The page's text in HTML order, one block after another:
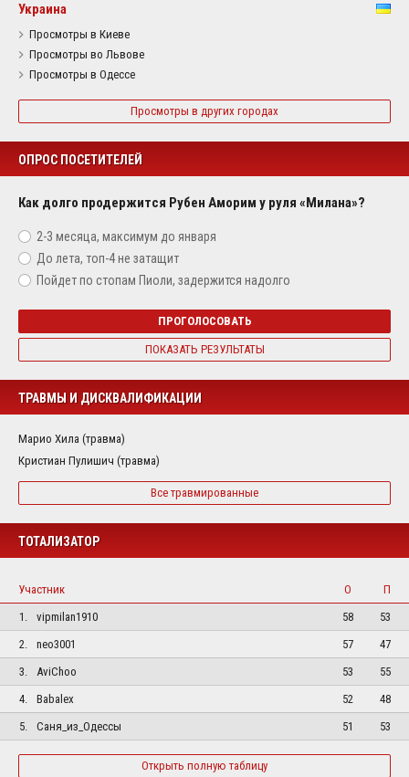
Украина
Просмотры в Киеве
Просмотры во Львове
Просмотры в Одессе
Просмотры в других городах
ОПРОС ПОСЕТИТЕЛЕЙ
Как долго продержится Рубен Аморим у руля «Милана»?
2-3 месяца, максимум до января
До лета, топ-4 не затащит
Пойдет по стопам Пиоли, задержится надолго
ПРОГОЛОСОВАТЬ
ПОКАЗАТЬ РЕЗУЛЬТАТЫ
ТРАВМЫ И ДИСКВАЛИФИКАЦИИ
Марио Хила (травма)
Кристиан Пулишич (травма)
Все травмированные
ТОТАЛИЗАТОР
Участник О
П
1.
vipmilan1910 58
53
2.
neo3001 57
47
3.
AviChoo 53
55
4.
Babalex 52
48
5.
Саня_из_Одессы 51 53
Открыть полную таблицу